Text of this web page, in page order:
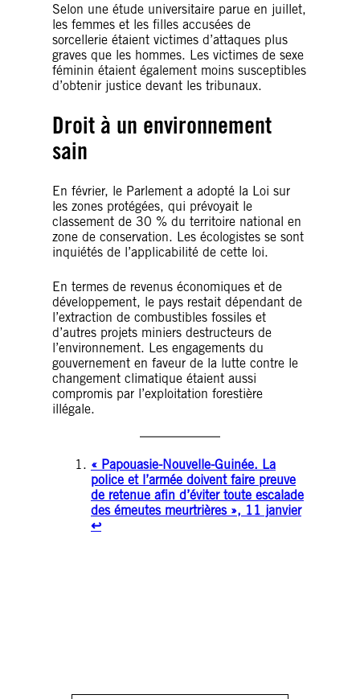
Selon une étude universitaire parue en juillet,
les femmes et les filles accusées de
sorcellerie étaient victimes d’attaques plus
graves que les hommes. Les victimes de sexe
féminin étaient également moins susceptibles
d’obtenir justice devant les tribunaux.
Droit à un environnement
sain
En février, le Parlement a adopté la Loi sur
les zones protégées, qui prévoyait le
classement de 30 % du territoire national en
zone de conservation. Les écologistes se sont
inquiétés de l’applicabilité de cette loi.
En termes de revenus économiques et de
développement, le pays restait dépendant de
l’extraction de combustibles fossiles et
d’autres projets miniers destructeurs de
l’environnement. Les engagements du
gouvernement en faveur de la lutte contre le
changement climatique étaient aussi
compromis par l’exploitation forestière
illégale.
« Papouasie-Nouvelle-Guinée. La
police et l’armée doivent faire preuve
de retenue afin d’éviter toute escalade
des émeutes meurtrières », 11 janvier
↩︎